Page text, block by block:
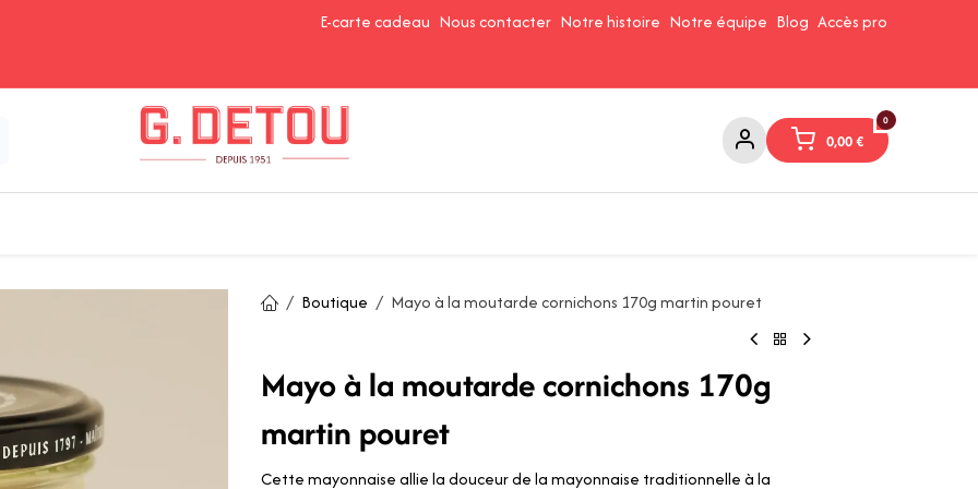
E-carte cadeau Nous contacter Notre histoire Notre équipe Blog Accès pro
0
0,00€
Boutique Mayo à la moutarde cornichons 170g martin pouret
Mayo à la moutarde cornichons 170g
martin pouret
Cette mayonnaise allie la douceur de la mayonnaise traditionnelle à la